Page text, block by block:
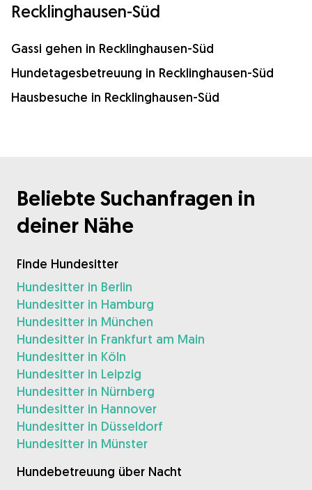
Recklinghausen-Süd
Gassi gehen in Recklinghausen-Süd
Hundetagesbetreuung in Recklinghausen-Süd
Hausbesuche in Recklinghausen-Süd
Beliebte Suchanfragen in
deiner Nähe
Finde Hundesitter
Hundesitter in Berlin
Hundesitter in Hamburg
Hundesitter in München
Hundesitter in Frankfurt am Main
Hundesitter in Köln
Hundesitter in Leipzig
Hundesitter in Nürnberg
Hundesitter in Hannover
Hundesitter in Düsseldorf
Hundesitter in Münster
Hundebetreuung über Nacht